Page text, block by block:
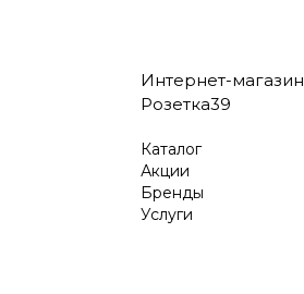
Интернет-магазин
Розетка39
Каталог
Акции
Бренды
Услуги